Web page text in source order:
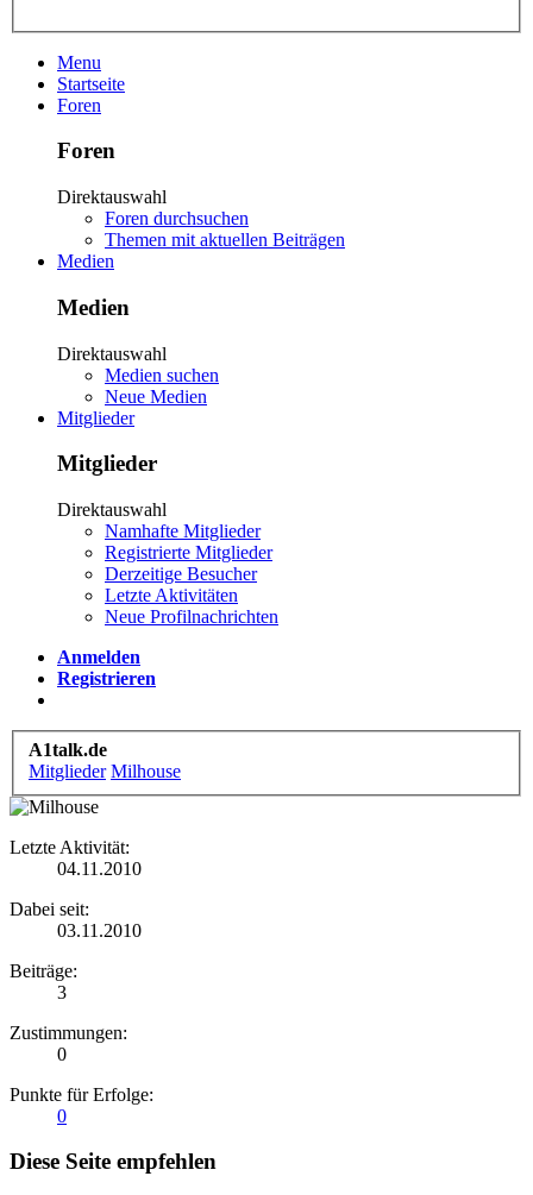
Menu
Startseite
Foren
Foren
Direktauswahl
Foren durchsuchen
Themen mit aktuellen Beiträgen
Medien
Medien
Direktauswahl
Medien suchen
Neue Medien
Mitglieder
Mitglieder
Direktauswahl
Namhafte Mitglieder
Registrierte Mitglieder
Derzeitige Besucher
Letzte Aktivitäten
Neue Profilnachrichten
Anmelden
Registrieren
A1talk.de
Mitglieder Milhouse
Letzte Aktivität:
04.11.2010
Dabei seit:
03.11.2010
Beiträge:
3
Zustimmungen:
0
Punkte für Erfolge:
0
Diese Seite empfehlen